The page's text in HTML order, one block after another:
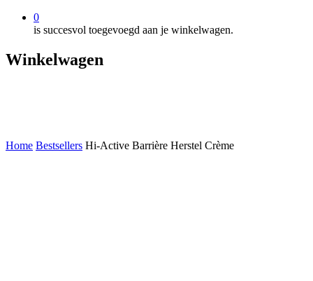
0
is succesvol toegevoegd aan je winkelwagen.
Winkelwagen
Home Bestsellers Hi-Active Barrière Herstel Crème